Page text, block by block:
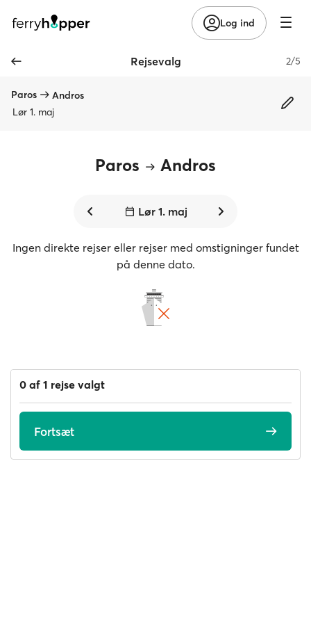
Log ind
Rejsevalg 2/5
Paros
Andros
Lør 1. maj
Paros Andros
Lør 1. maj
Ingen direkte rejser eller rejser med omstigninger fundet
på denne dato.
0 af 1 rejse valgt
Fortsæt